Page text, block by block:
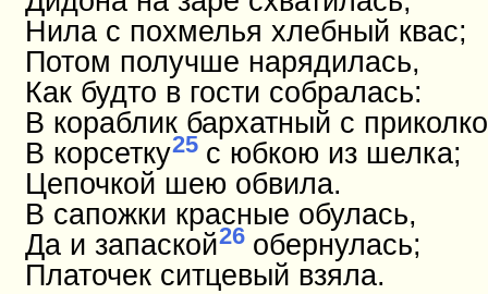
Нила с похмелья хлебный квас;
Потом получше нарядилась,
Как будто в гости собралась:
В кораблик бархатный с
В корсетку25с юбкою из шелка;
Цепочкой шею обвила.
В сапожки красные обулась,
Да и запаской26обернулась;
Платочек ситцевый взяла.